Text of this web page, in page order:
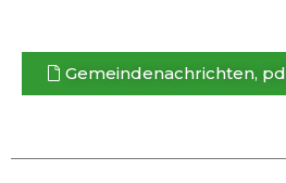
Gemein­de­nachricht­en,